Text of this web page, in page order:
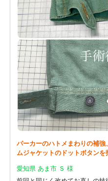
パーカーのハトメまわりの補
ムジャケットのドットボタンを
愛知県 あま市 Ｓ 様